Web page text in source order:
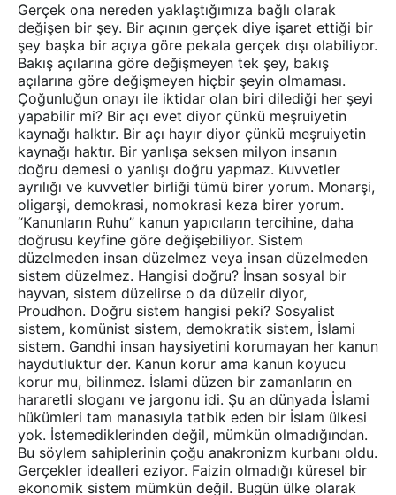
Gerçek ona nereden yaklaştığımıza bağlı olarak
değişen bir şey. Bir açının gerçek diye işaret ettiği bir
şey başka bir açıya göre pekala gerçek dışı olabiliyor.
Bakış açılarına göre değişmeyen tek şey, bakış
açılarına göre değişmeyen hiçbir şeyin olmaması.
Çoğunluğun onayı ile iktidar olan biri dilediği her şeyi
yapabilir mi? Bir açı evet diyor çünkü meşruiyetin
kaynağı halktır. Bir açı hayır diyor çünkü meşruiyetin
kaynağı haktır. Bir yanlışa seksen milyon insanın
doğru demesi o yanlışı doğru yapmaz. Kuvvetler
ayrılığı ve kuvvetler birliği tümü birer yorum. Monarşi,
oligarşi, demokrasi, nomokrasi keza birer yorum.
“Kanunların Ruhu” kanun yapıcıların tercihine, daha
doğrusu keyfine göre değişebiliyor. Sistem
düzelmeden insan düzelmez veya insan düzelmeden
sistem düzelmez. Hangisi doğru? İnsan sosyal bir
hayvan, sistem düzelirse o da düzelir diyor,
Proudhon. Doğru sistem hangisi peki? Sosyalist
sistem, komünist sistem, demokratik sistem, İslami
sistem. Gandhi insan haysiyetini korumayan her kanun
haydutluktur der. Kanun korur ama kanun koyucu
korur mu, bilinmez. İslami düzen bir zamanların en
hararetli sloganı ve jargonu idi. Şu an dünyada İslami
hükümleri tam manasıyla tatbik eden bir İslam ülkesi
yok. İstemediklerinden değil, mümkün olmadığından.
Bu söylem sahiplerinin çoğu anakronizm kurbanı oldu.
Gerçekler idealleri eziyor. Faizin olmadığı küresel bir
ekonomik sistem mümkün değil. Bugün ülke olarak